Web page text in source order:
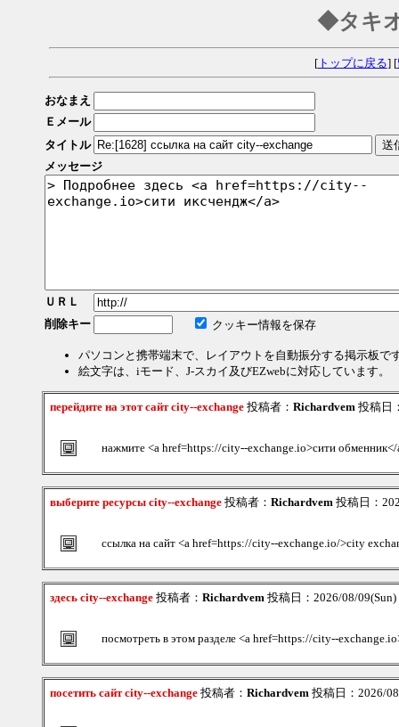
◆タキ
[トップに戻る] [
おなまえ
Ｅメール
タイトル
メッセージ
ＵＲＬ
削除キー
クッキー情報を保存
パソコンと携帯端末で、レイアウトを自動振分する掲示板で
絵文字は、iモード、J-スカイ及びEZwebに対応しています。
перейдите на этот сайт city--exchange 投稿者： Richardvem 投稿日
нажмите <a href=https://city--exchange.io>сити обменник</
выберите ресурсы city--exchange 投稿者： Richardvem 投稿日：
ссылка на сайт <a href=https://city--exchange.io/>city
здесь city--exchange 投稿者： Richardvem 投稿日：2026/08/
посмотреть в этом разделе <a href=https://city--
посетить сайт city--exchange 投稿者： Richardvem 投稿日：2026/